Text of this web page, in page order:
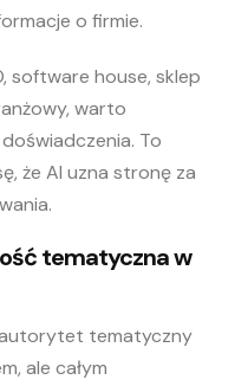
o firmie.
software house, sklep
warto
To
że AI uzna stronę za
tematyczna w
tematyczny
ale całym